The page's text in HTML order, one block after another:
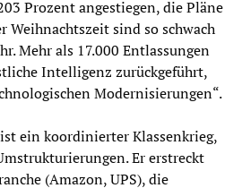
Prozent angestiegen, die Pläne
sind so schwach
Mehr als 17.000 Entlassungen
Intelligenz zurückgeführt,
Modernisierungen“.
ein koordinierter Klassenkrieg,
Er erstreckt
(Amazon, UPS), die